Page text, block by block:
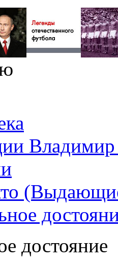
достояние